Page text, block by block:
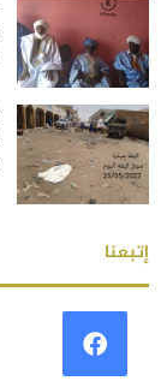
إتبعنا